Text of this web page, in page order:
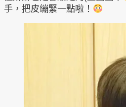
手，把皮繃緊一點啦！